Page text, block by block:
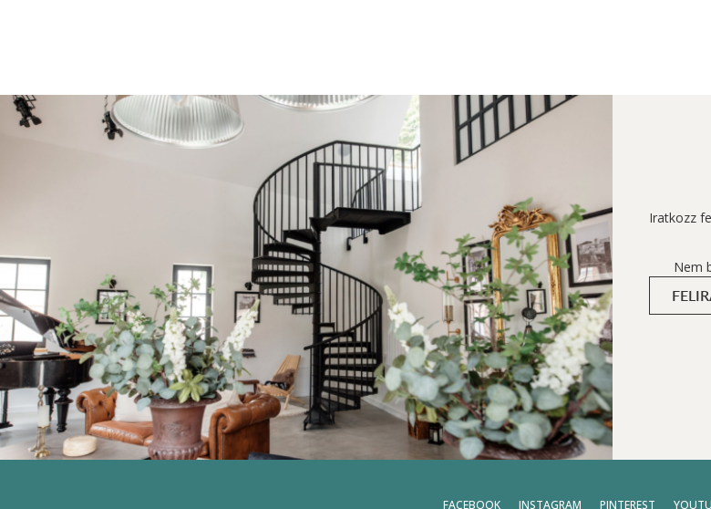
Iratkozz
Nem
FACEBOOK INSTAGRAM PINTEREST